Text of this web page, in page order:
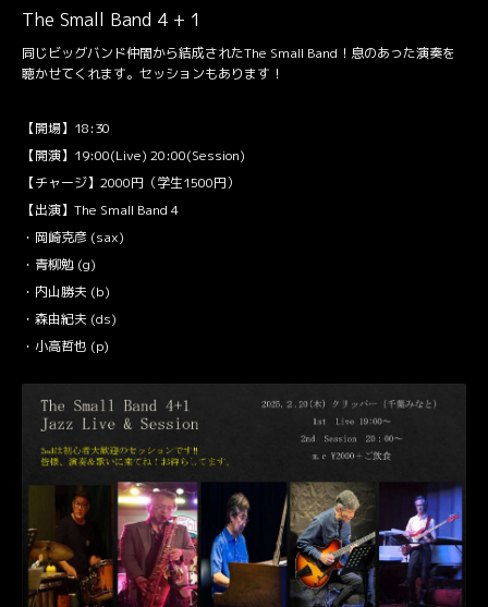
The Small Band 4 + 1
同じビッグバンド仲間から結成されたThe Small Band！息のあった演奏を
聴かせてくれます。セッションもあります！
【開場】18:30
【開演】19:00(Live) 20:00(Session)
【チャージ】2000円（学生1500円）
【出演】The Small Band 4
・岡崎克彦 (sax)
・青柳勉 (g)
・内山勝夫 (b)
・森由紀夫 (ds)
・小高哲也 (p)